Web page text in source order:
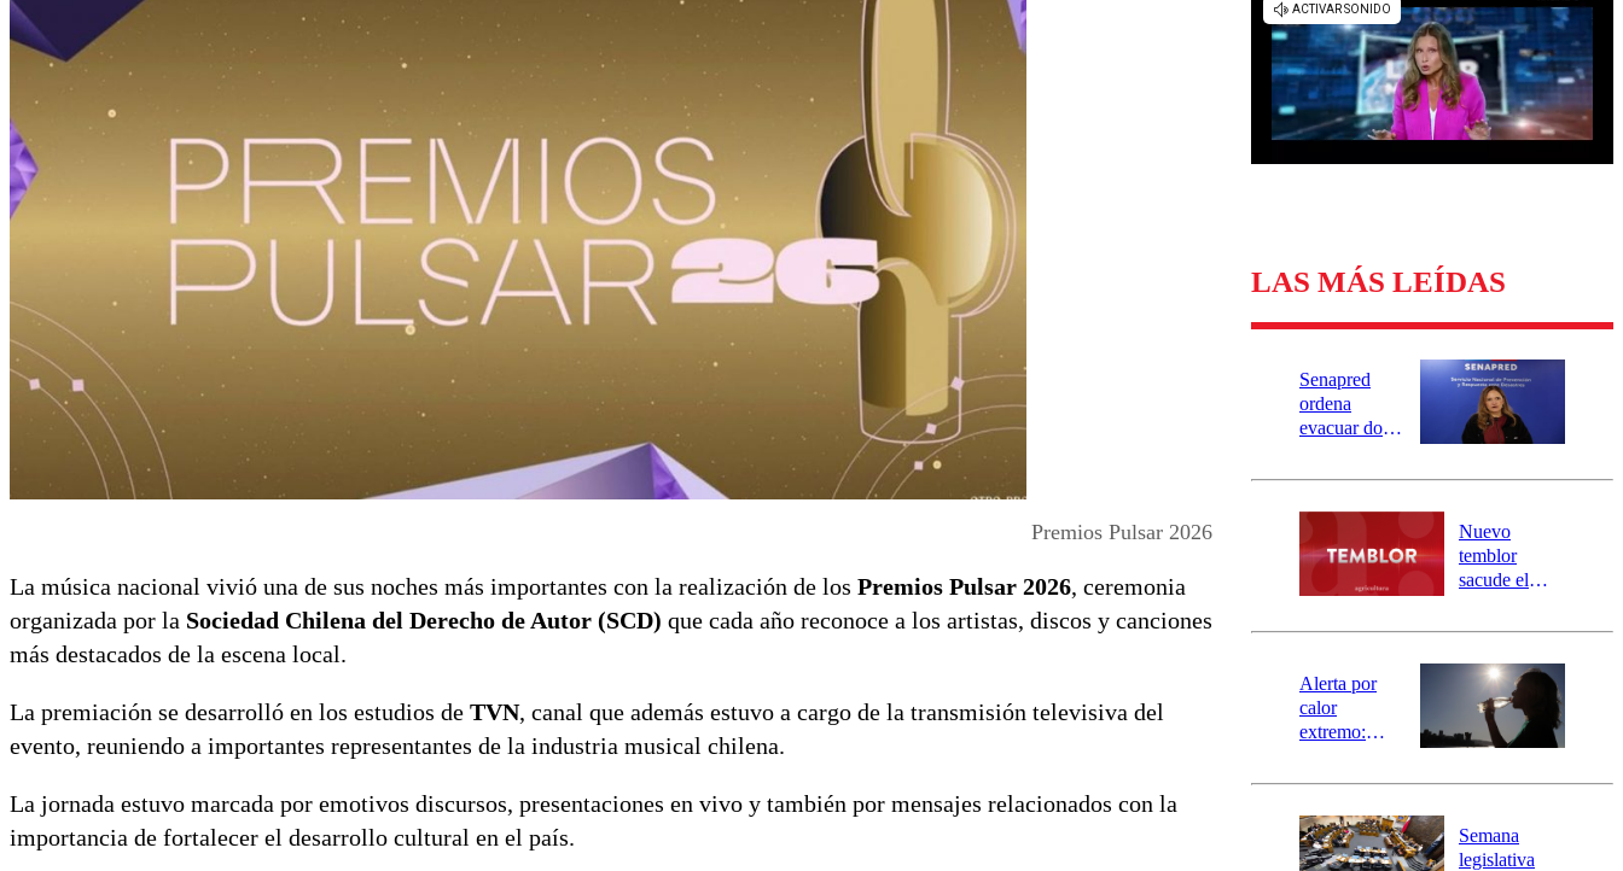
Universidad de Chile
Sustentabilidad
Premios Pulsar 2026
La música nacional vivió una de sus noches más importantes con la realización de los Premios Pulsar 2026, ceremonia
organizada por la Sociedad Chilena del Derecho de Autor (SCD) que cada año reconoce a los artistas, discos y canciones
más destacados de la escena local.
La premiación se desarrolló en los estudios de TVN, canal que además estuvo a cargo de la transmisión televisiva del
evento, reuniendo a importantes representantes de la industria musical chilena.
La jornada estuvo marcada por emotivos discursos, presentaciones en vivo y también por mensajes relacionados con la
importancia de fortalecer el desarrollo cultural en el país.
LAS MÁS LEÍDAS
Senapred
ordena
evacuar dos
Carahue por
río Damas:
activa
mensajería
SAE
Nuevo
temblor
sacude el
revisa la
epicentro
Alerta por
calor
extremo:
activa Alerta
Preventiva en
tres comunas
Semana
legislativa